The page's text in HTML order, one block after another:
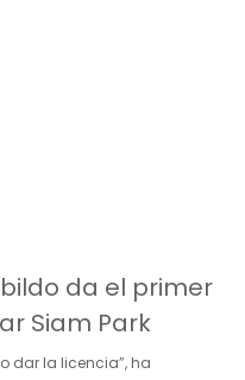
da el primer
Siam Park
dar la licencia”, ha